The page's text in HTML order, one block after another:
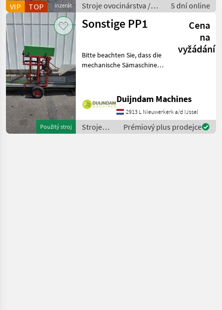
Inzerát
VIP TOP
Stroje ovocinárstva /
Ostatné ovocinárské
stroje
5 dní online
Použitý stroj
Sonstige PP1
Cena
na
vyžádání
Bitte beachten Sie, dass die
mechanische Sämaschine
für 6-cm-Kompostblöcke
verwendet werden
kann.Diese Topfpress
Duijndam Machines
2913 L Nieuwerkerk a/d IJssel
Stroje
ovocinárstva
Prémiový plus prodejce